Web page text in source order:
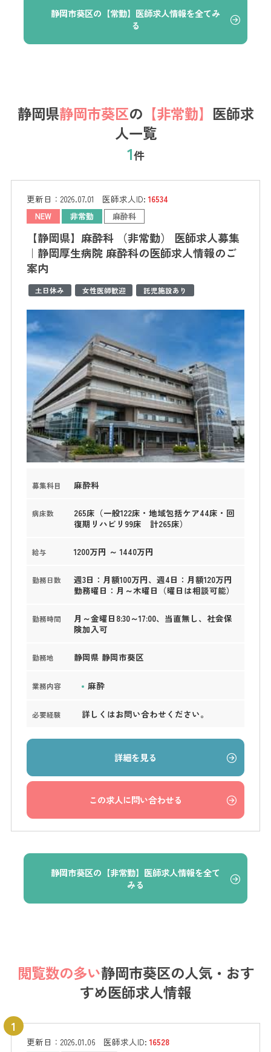
静岡市葵区の【常勤】医師求人情報を全てみ
る
静岡県静岡市葵区の 【非常勤】 医師求
人一覧
1件
更新日： 2026.07.01 医師求人ID:16534
NEW 非常勤 麻酔科
【静岡県】麻酔科 （非常勤） 医師求人募集
｜静岡厚生病院 麻酔科の医師求人情報のご
案内
土日休み 女性医師歓迎 託児施設あり
募集科目 麻酔科
病床数
265床（一般122床・地域包括ケア44床・回
復期リハビリ99床 計265床）
給与 1200万円 ～ 1440万円
勤務日数
週3日：月額100万円、週4日：月額120万円
勤務曜日：月～木曜日（曜日は相談可能）
勤務時間
月～金曜日8:30～17:00、当直無し、社会保
険加入可
勤務地 静岡県 静岡市葵区
業務内容 麻酔
必要経験 詳しくはお問い合わせください。
詳細を見る
この求人に問い合わせる
静岡市葵区の【非常勤】医師求人情報を全て
みる
閲覧数の多い静岡市葵区の人気・おす
すめ医師求人情報
更新日： 2026.01.06 医師求人ID:16528